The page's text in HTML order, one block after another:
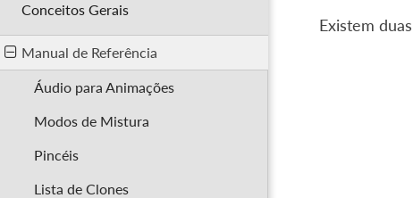
Conceitos Gerais
Manual de Referência
Áudio para Animações
Modos de Mistura
Pincéis
Lista de Clones
Existem